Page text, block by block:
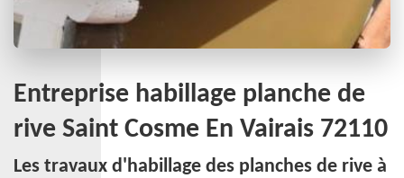
Entreprise habillage planche de
rive Saint Cosme En Vairais 72110
Les travaux d'habillage des planches de rive à